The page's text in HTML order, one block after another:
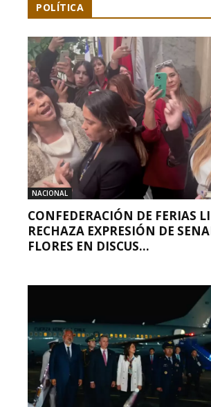
POLÍTICA
NACIONAL
CONFEDERACIÓN DE FERIAS
RECHAZA EXPRESIÓN DE
FLORES EN DISCUS...